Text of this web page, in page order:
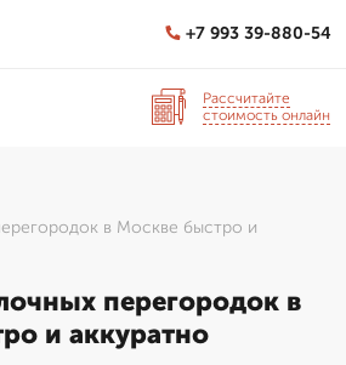
+7 993 39-880-54
Рассчитайте
стоимость онлайн
в Москве быстро и
перегородок в
и аккуратно